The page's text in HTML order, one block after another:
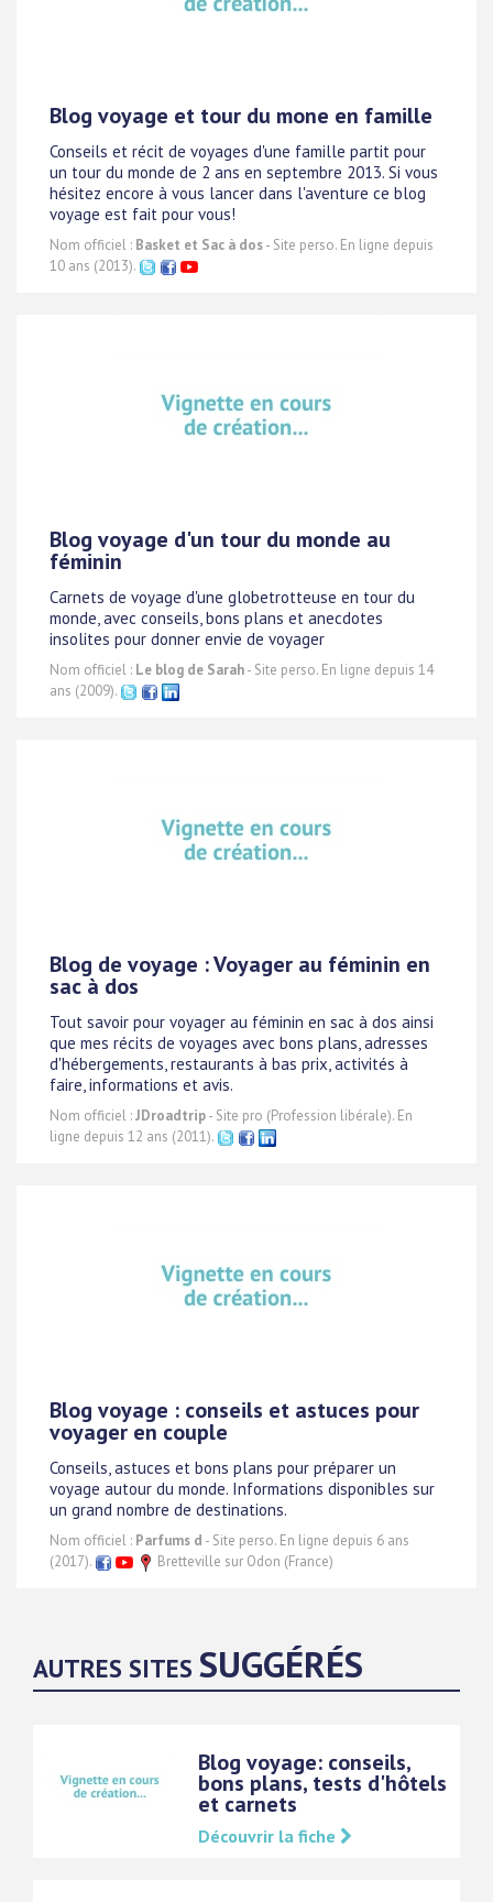
Blog voyage et tour du mone en famille
Conseils et récit de voyages d'une famille partit pour
un tour du monde de 2 ans en septembre 2013. Si vous
hésitez encore à vous lancer dans l'aventure ce blog
voyage est fait pour vous!
Nom officiel : Basket et Sac à dos- Site perso. En ligne depuis
10 ans (2013).
Blog voyage d'un tour du monde au
féminin
Carnets de voyage d'une globetrotteuse en tour du
monde, avec conseils, bons plans et anecdotes
insolites pour donner envie de voyager
Nom officiel : Le blog de Sarah- Site perso. En ligne depuis 14
ans (2009).
Blog de voyage : Voyager au féminin en
sac à dos
Tout savoir pour voyager au féminin en sac à dos ainsi
que mes récits de voyages avec bons plans, adresses
d'hébergements, restaurants à bas prix, activités à
faire, informations et avis.
Nom officiel :JDroadtrip- Site pro (Profession libérale). En
ligne depuis 12 ans (2011).
Blog voyage : conseils et astuces pour
voyager en couple
Conseils, astuces et bons plans pour préparer un
voyage autour du monde. Informations disponibles sur
un grand nombre de destinations.
Nom officiel : Parfums d - Site perso. En ligne depuis 6 ans
(2017).
Bretteville sur Odon (France)
AUTRES SITES SUGGÉRÉS
Blog voyage: conseils,
bons plans, tests d'hôtels
et carnets
Découvrir la fiche